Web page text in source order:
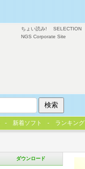
ダウンロード
ちょい読み! SELECTION
NGS Corporate Site
新着ソフト ランキング